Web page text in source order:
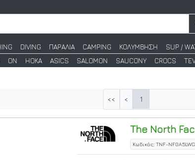
DIVING ΠΑΡΑΛΙΑ CAMPING ΚΟΛΥΜΒΗΣΗ SUP /
ON HOKA ASICS SALOMON SAUCONY CROCS
<< < 1
The North
Κωδικός: TNF-